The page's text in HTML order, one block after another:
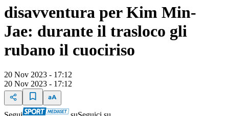
disavventura per Kim Min-
Jae: durante il trasloco gli
rubano il cuociriso
20 Nov 2023 - 17:12
20 Nov 2023 - 17:12